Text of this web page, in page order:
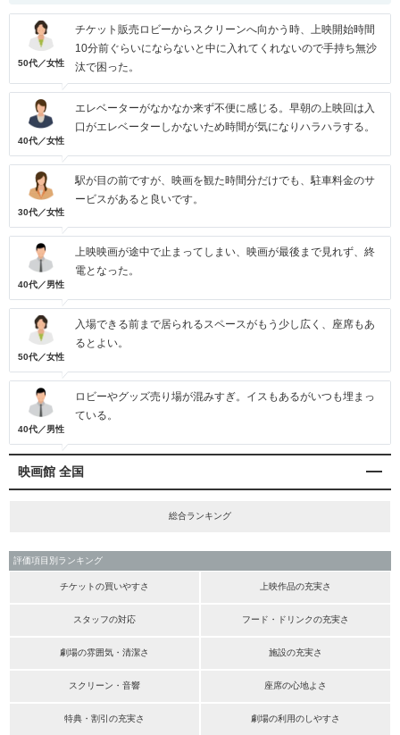
50代／女性
チケット販売ロビーからスクリーンへ向かう時、上映開始時間
10分前ぐらいにならないと中に入れてくれないので手持ち無沙
汰で困った。
40代／女性
エレベーターがなかなか来ず不便に感じる。早朝の上映回は入
口がエレベーターしかないため時間が気になりハラハラする。
30代／女性
駅が目の前ですが、映画を観た時間分だけでも、駐車料金のサ
ービスがあると良いです。
40代／男性
上映映画が途中で止まってしまい、映画が最後まで見れず、終
電となった。
50代／女性
入場できる前まで居られるスペースがもう少し広く、座席もあ
るとよい。
40代／男性
ロビーやグッズ売り場が混みすぎ。イスもあるがいつも埋まっ
ている。
映画館 全国
総合ランキング
評価項目別ランキング
チケットの買いやすさ 上映作品の充実さ
スタッフの対応 フード・ドリンクの充実さ
劇場の雰囲気・清潔さ 施設の充実さ
スクリーン・音響 座席の心地よさ
特典・割引の充実さ 劇場の利用のしやすさ